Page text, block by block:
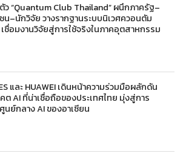
ว “Quantum Club Thailand” ผนึกภาครัฐ–
น–นักวิจัย วางรากฐานระบบนิเวศควอนตัม
ชื่อมงานวิจัยสู่การใช้จริงในภาคอุตสาหกรรม
และ HUAWEI เดินหน้าความร่วมมือผลักดัน
ต AI ที่น่าเชื่อถือของประเทศไทย มุ่งสู่การ
นย์กลาง AI ของอาเซียน